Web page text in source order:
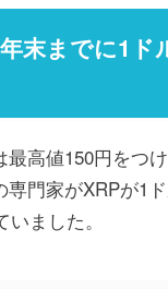
末までに1ド
高値150円をつ
専門家がXRPが1
ました。